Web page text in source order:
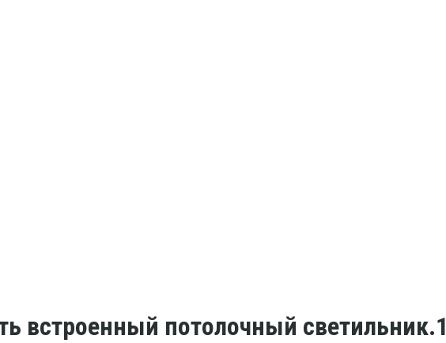
встроенный потолочный светильник.1